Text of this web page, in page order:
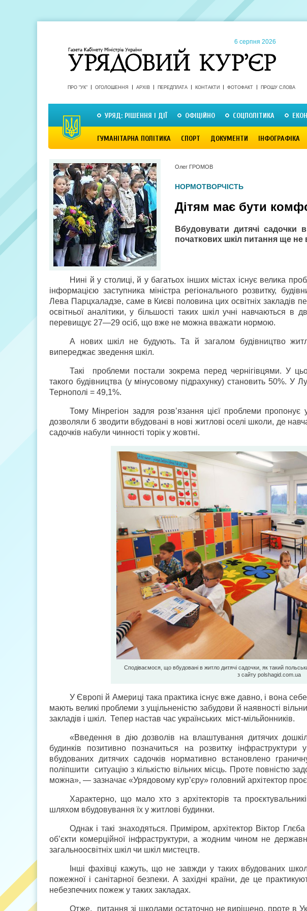
6 серпня 2026
ПРО "УК" ОГОЛОШЕННЯ АРХІВ ПЕРЕДПЛАТА КОНТАКТИ ФОТОФАКТ ПРОШУ СЛОВА
УРЯД: РІШЕННЯ І ДІЇ ОФІЦІЙНО СОЦПОЛІТИКА
ГУМАНІТАРНА ПОЛІТИКА СПОРТ ДОКУМЕНТИ ІНФОГРАФІКА
Олег ГРОМОВ
НОРМОТВОРЧІСТЬ
Дітям має бути
Вбудовувати дитячі
початкових шкіл питання ще не
Нині й у столиці, й у багатьох інших містах існує велика
інформацією заступника міністра регіонального розвитку,
Лева Парцхаладзе, саме в Києві половина цих освітніх закладів
освітньої аналітики, у більшості таких шкіл учні навчаються в
перевищує 27—29 осіб, що вже не можна вважати нормою.
А нових шкіл не будують. Та й загалом будівництво
випереджає зведення шкіл.
Такі проблеми постали зокрема перед чернігівцями. У
такого будівництва (у мінусовому підрахунку) становить 50%. У
Тернополі = 49,1%.
Тому Мінрегіон задля розв’язання цієї проблеми пропонує
дозволяли б зводити вбудовані в нові житлові оселі школи, де
садочків набули чинності торік у жовтні.
Сподіваємося, що вбудовані в житло дитячі садочки, як такий
з сайту polshagid.com.ua
У Європі й Америці така практика існує вже давно, і вона
мають великі проблеми з ущільненістю забудови й наявності
закладів і шкіл. Тепер настав час українських міст-мільйонників.
«Введення в дію дозволів на влаштування дитячих
будинків позитивно позначиться на розвитку
вбудованих дитячих садочків нормативно встановлено
поліпшити ситуацію з кількістю вільних місць. Проте повністю
можна», — зазначає «Урядовому кур’єру» головний архітектор
Характерно, що мало хто з архітекторів та
шляхом вбудовування їх у житлові будинки.
Однак і такі знаходяться. Приміром, архітектор Віктор
об’єкти комерційної інфраструктури, а жодним чином не
загальноосвітніх шкіл чи шкіл мистецтв.
Інші фахівці кажуть, що не завжди у таких вбудованих
пожежної і санітарної безпеки. А західні країни, де це
небезпечних пожеж у таких закладах.
Отже, питання зі школами остаточно не вирішено, проте в